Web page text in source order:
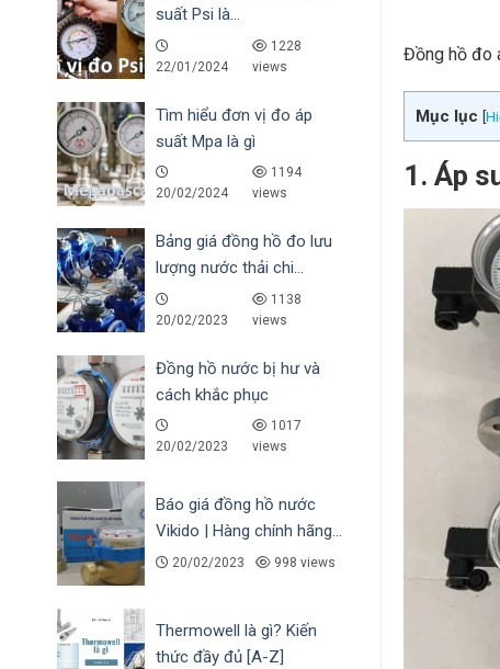
suất Psi là...
22/01/2024
1228
views
Tìm hiểu đơn vị đo áp
suất Mpa là gì
20/02/2024
1194
views
Bảng giá đồng hồ đo lưu
lượng nước thải chi...
20/02/2023
1138
views
Đồng hồ nước bị hư và
cách khắc phục
20/02/2023
1017
views
Báo giá đồng hồ nước
Vikido | Hàng chính hãng...
20/02/2023 998 views
Thermowell là gì? Kiến
thức đầy đủ [A-Z]
Đồng hồ đo
Mục lục [
1. Áp